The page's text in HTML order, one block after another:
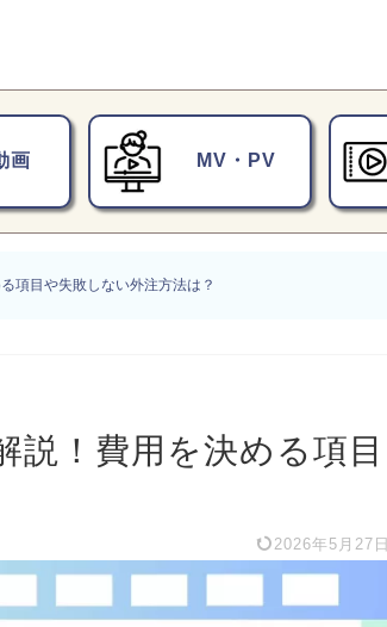
画 MV・PV
項目や失敗しない外注方法は？
説！費用を決める項目
2026年5月27日